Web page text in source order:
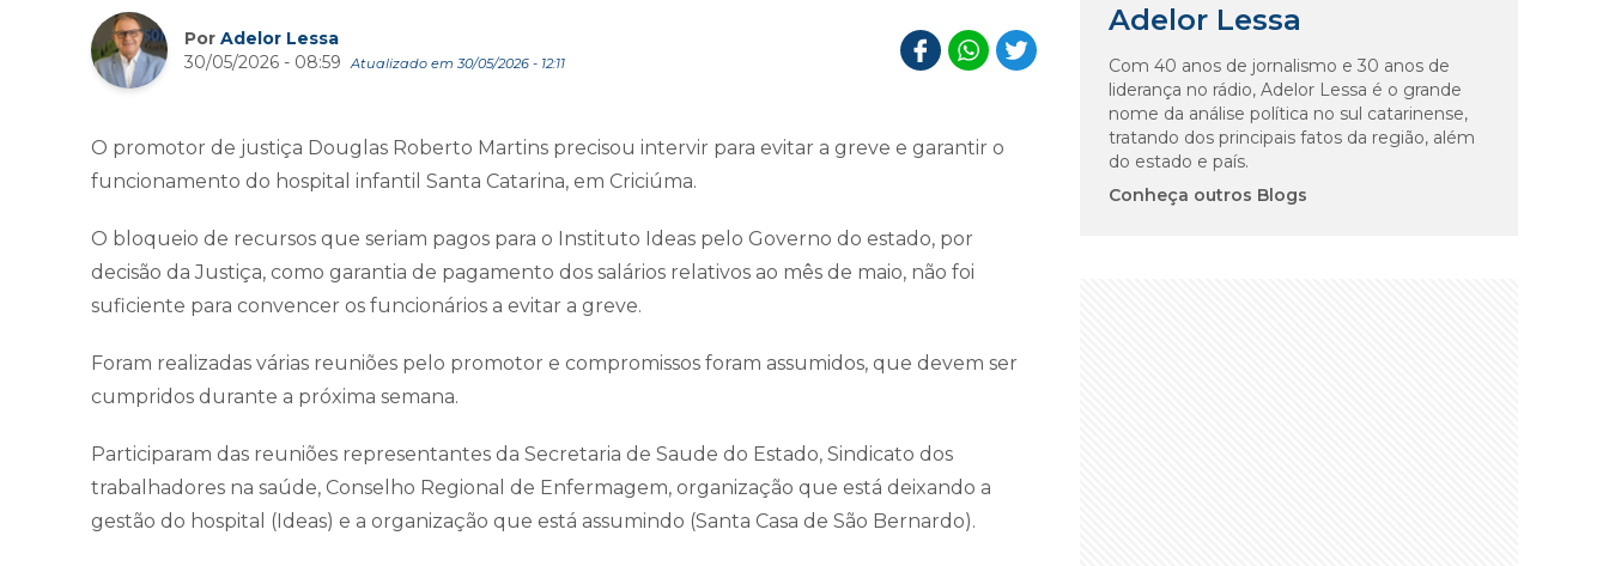
Por Adelor Lessa
30/05/2026 - 08:59
Atualizado em 30/05/2026 - 12:11
O promotor de justiça Douglas Roberto Martins precisou intervir para evitar a greve e garantir o
funcionamento do hospital infantil Santa Catarina, em Criciúma.
O bloqueio de recursos que seriam pagos para o Instituto Ideas pelo Governo do estado, por
decisão da Justiça, como garantia de pagamento dos salários relativos ao mês de maio, não foi
suficiente para convencer os funcionários a evitar a greve.
Foram realizadas várias reuniões pelo promotor e compromissos foram assumidos, que devem ser
cumpridos durante a próxima semana.
Participaram das reuniões representantes da Secretaria de Saude do Estado, Sindicato dos
trabalhadores na saúde, Conselho Regional de Enfermagem, organização que está deixando a
gestão do hospital (Ideas) e a organização que está assumindo (Santa Casa de São Bernardo).
Adelor Lessa
Com 40 anos de jornalismo e 30 anos de
liderança no rádio, Adelor Lessa é o grande
nome da análise política no sul catarinense,
tratando dos principais fatos da região, além
do estado e país.
Conheça outros Blogs